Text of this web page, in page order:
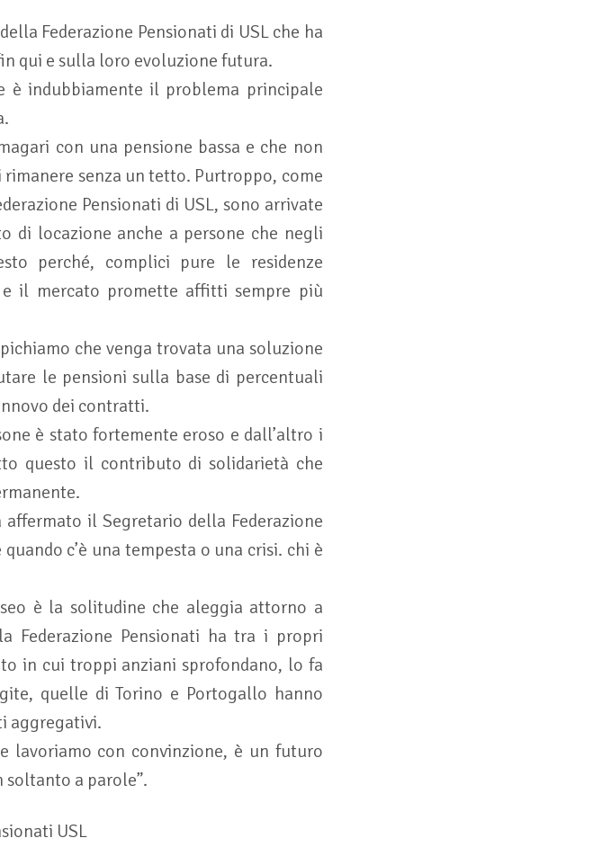
Federazione Pensionati di USL che ha
qui e sulla loro evoluzione futura.
è indubbiamente il problema principale
con una pensione bassa e che non
senza un tetto. Purtroppo, come
Pensionati di USL, sono arrivate
di locazione anche a persone che negli
perché, complici pure le residenze
il mercato promette affitti sempre più
che venga trovata una soluzione
le pensioni sulla base di percentuali
dei contratti.
è stato fortemente eroso e dall’altro i
questo il contributo di solidarietà che
il Segretario della Federazione
c’è una tempesta o una crisi. chi è
è la solitudine che aleggia attorno a
Federazione Pensionati ha tra i propri
in cui troppi anziani sprofondano, lo fa
quelle di Torino e Portogallo hanno
aggregativi.
lavoriamo con convinzione, è un futuro
soltanto a parole”.
USL